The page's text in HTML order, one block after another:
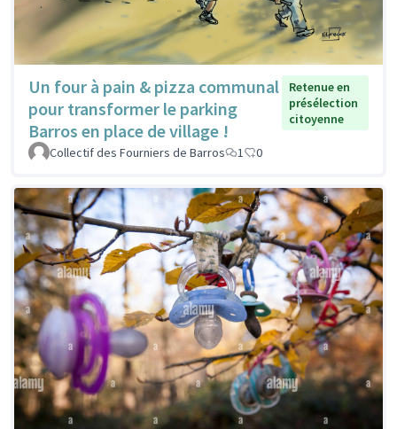
Un four à pain & pizza communal
pour transformer le parking
Barros en place de village !
Retenue en
présélection
citoyenne
Collectif des Fourniers de Barros 1 0